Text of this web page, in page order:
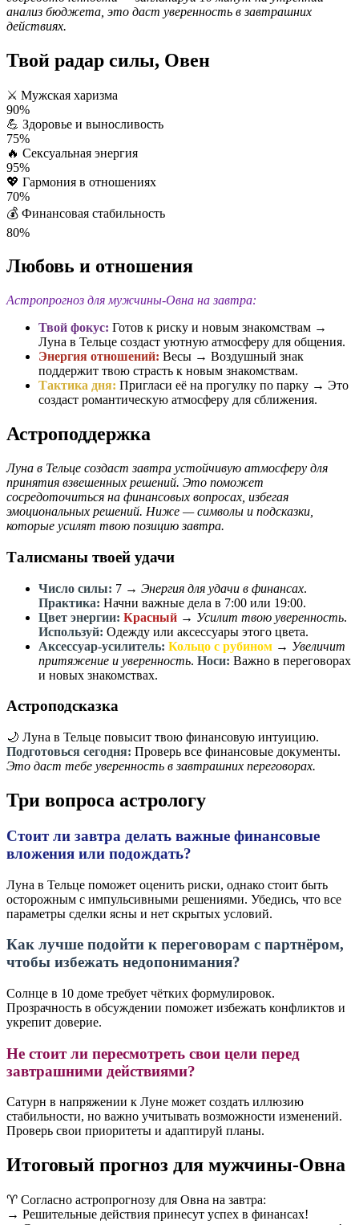
анализ бюджета, это даст уверенность в завтрашних
действиях.
Твой радар силы, Овен
⚔️ Мужская харизма
90%
💪 Здоровье и выносливость
75%
🔥 Сексуальная энергия
95%
💖 Гармония в отношениях
70%
💰 Финансовая стабильность
80%
Любовь и отношения
Астропрогноз для мужчины-Овна на завтра:
Твой фокус: Готов к риску и новым знакомствам →
Луна в Тельце создаст уютную атмосферу для общения.
Энергия отношений: Весы → Воздушный знак
поддержит твою страсть к новым знакомствам.
Тактика дня: Пригласи её на прогулку по парку → Это
создаст романтическую атмосферу для сближения.
Астроподдержка
Луна в Тельце создаст завтра устойчивую атмосферу для
принятия взвешенных решений. Это поможет
сосредоточиться на финансовых вопросах, избегая
эмоциональных решений. Ниже — символы и подсказки,
которые усилят твою позицию завтра.
Талисманы твоей удачи
Число силы: 7 → Энергия для удачи в финансах.
Практика: Начни важные дела в 7:00 или 19:00.
Цвет энергии: Красный → Усилит твою уверенность.
Используй: Одежду или аксессуары этого цвета.
Аксессуар-усилитель: Кольцо с рубином → Увеличит
притяжение и уверенность. Носи: Важно в переговорах
и новых знакомствах.
Астроподсказка
🌙 Луна в Тельце повысит твою финансовую интуицию.
Подготовься сегодня: Проверь все финансовые документы.
Это даст тебе уверенность в завтрашних переговорах.
Три вопроса астрологу
Стоит ли завтра делать важные финансовые
вложения или подождать?
Луна в Тельце поможет оценить риски, однако стоит быть
осторожным с импульсивными решениями. Убедись, что все
параметры сделки ясны и нет скрытых условий.
Как лучше подойти к переговорам с партнёром,
чтобы избежать недопонимания?
Солнце в 10 доме требует чётких формулировок.
Прозрачность в обсуждении поможет избежать конфликтов и
укрепит доверие.
Не стоит ли пересмотреть свои цели перед
завтрашними действиями?
Сатурн в напряжении к Луне может создать иллюзию
стабильности, но важно учитывать возможности изменений.
Проверь свои приоритеты и адаптируй планы.
Итоговый прогноз для мужчины-Овна
♈️ Согласно астропрогнозу для Овна на завтра:
→ Решительные действия принесут успех в финансах!